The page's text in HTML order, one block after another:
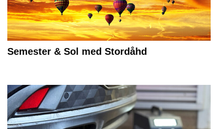
Semester & Sol med Stordåhd